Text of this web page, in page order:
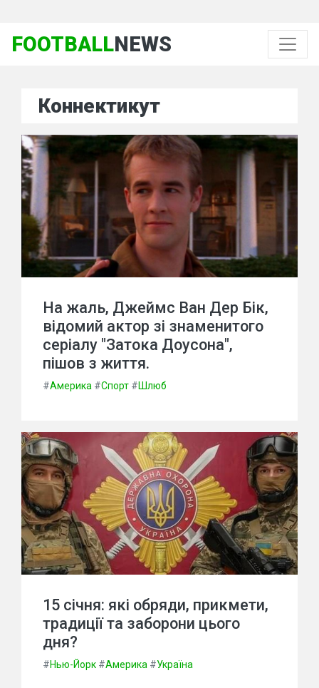
FOOTBALLNEWS
Коннектикут
На жаль, Джеймс Ван Дер Бік,
відомий актор зі знаменитого
серіалу "Затока Доусона",
пішов з життя.
#Америка #Спорт #Шлюб
15 січня: які обряди, прикмети,
традиції та заборони цього
дня?
#Нью-Йорк #Америка #Україна